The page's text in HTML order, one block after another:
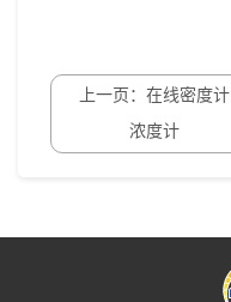
上一页：在线密度计
浓度计